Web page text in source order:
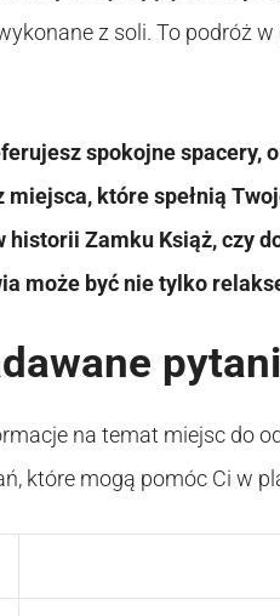
z soli. To podróż
spokojne
miejsca, które spełnią
historii Zamku Książ, czy
może być nie tylko
na temat miejsc do
które mogą pomóc Ci w